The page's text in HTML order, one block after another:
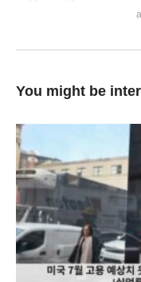
You might be